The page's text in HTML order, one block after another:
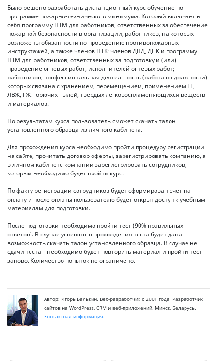
Было решено разработать дистанционный курс обучение по
программе пожарно-технического минимума. Который включает в
себя программу ПТМ для работников, ответственных за обеспечение
пожарной безопасности в организации, работников, на которых
возложены обязанности по проведению противопожарных
инструктажей, а также членов ПТК; членов ДПД, ДПК и программу
ПТМ для работников, ответственных за подготовку и (или)
проведение огневых работ, исполнителей огневых работ;
работников, профессиональная деятельность (работа по должности)
которых связана с хранением, перемещением, применением ГГ,
ЛВЖ, ГЖ, горючих пылей, твердых легковоспламеняющихся веществ
и материалов.
По результатам курса пользователь сможет скачать талон
установленного образца из личного кабинета.
Для прохождения курса необходимо пройти процедуру регистрации
на сайте, прочитать договор оферты, зарегистрировать компанию, а
в личном кабинете компании зарегистрировать сотрудников,
которым необходимо будет пройти курс.
По факту регистрации сотрудников будет сформирован счет на
оплату и после оплаты пользователю будет открыт доступ к учебным
материалам для подготовки.
После подготовки необходимо пройти тест (90% правильных
ответов). В случае успешного прохождения теста будет дана
возможность скачать талон установленного образца. В случае не
сдачи теста – необходимо будет повторить материал и пройти тест
заново. Количество попыток не ограничено.
Автор: Игорь Балькин. Веб-разработчик с 2001 года. Разработчик
сайтов на WordPress, CRM и веб-приложений. Минск, Беларусь.
Контактная информация.